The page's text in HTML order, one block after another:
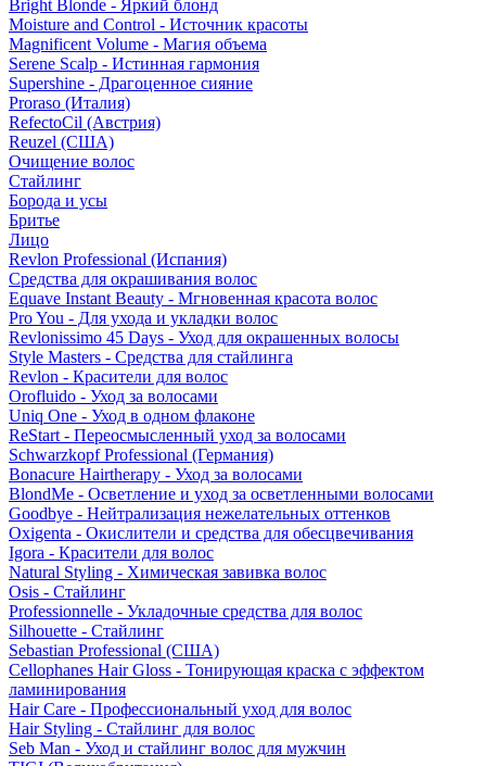
Bright Blonde - Яркий блонд
Moisture and Control - Источник красоты
Magnificent Volume - Магия объема
Serene Scalp - Истинная гармония
Supershine - Драгоценное сияние
Proraso (Италия)
RefectoCil (Австрия)
Reuzel (США)
Очищение волос
Стайлинг
Борода и усы
Бритье
Лицо
Revlon Professional (Испания)
Средства для окрашивания волос
Equave Instant Beauty - Мгновенная красота волос
Pro You - Для ухода и укладки волос
Revlonissimo 45 Days - Уход для окрашенных волосы
Style Masters - Средства для стайлинга
Revlon - Красители для волос
Orofluido - Уход за волосами
Uniq One - Уход в одном флаконе
ReStart - Переосмысленный уход за волосами
Schwarzkopf Professional (Германия)
Bonacure Hairtherapy - Уход за волосами
BlondMe - Осветление и уход за осветленными волосами
Goodbye - Нейтрализация нежелательных оттенков
Oxigenta - Окислители и средства для обесцвечивания
Igora - Красители для волос
Natural Styling - Химическая завивка волос
Osis - Стайлинг
Professionnelle - Укладочные средства для волос
Silhouette - Стайлинг
Sebastian Professional (США)
Cellophanes Hair Gloss - Тонирующая краска с эффектом
ламинирования
Hair Care - Профессиональный уход для волос
Hair Styling - Стайлинг для волос
Seb Man - Уход и стайлинг волос для мужчин